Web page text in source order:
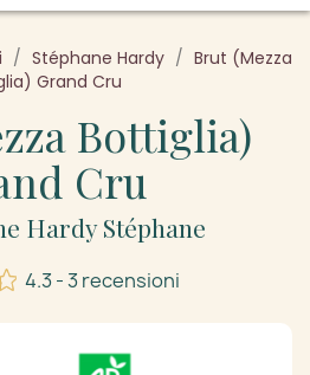
Stéphane Hardy
Brut (Mezza
Grand Cru
Bottiglia)
Cru
Hardy Stéphane
4.3 - 3 recensioni